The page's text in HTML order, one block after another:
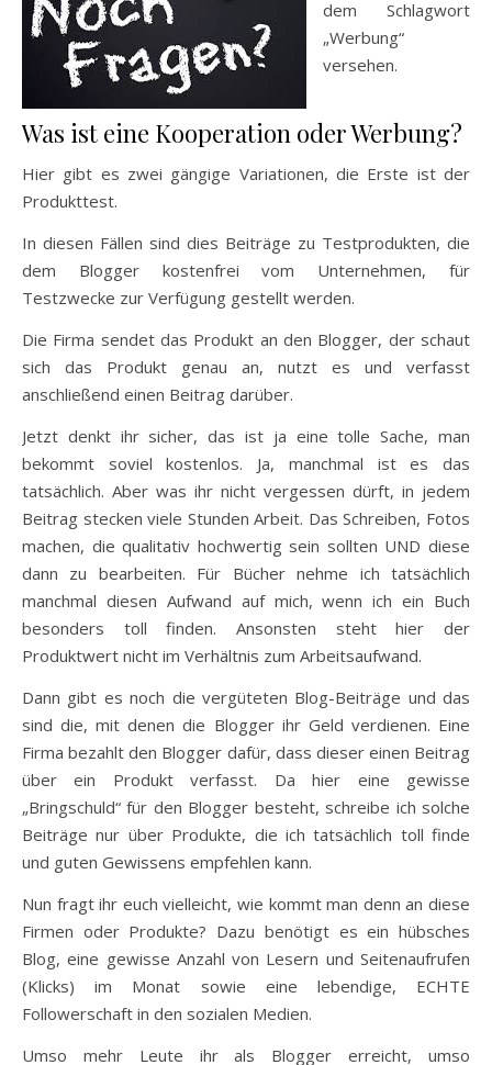
dem Schlagwort
„Werbung“
versehen.
Was ist eine Kooperation oder Werbung?
Hier gibt es zwei gängige Variationen, die Erste ist der
Produkttest.
In diesen Fällen sind dies Beiträge zu Testprodukten, die
dem Blogger kostenfrei vom Unternehmen, für
Testzwecke zur Verfügung gestellt werden.
Die Firma sendet das Produkt an den Blogger, der schaut
sich das Produkt genau an, nutzt es und verfasst
anschließend einen Beitrag darüber.
Jetzt denkt ihr sicher, das ist ja eine tolle Sache, man
bekommt soviel kostenlos. Ja, manchmal ist es das
tatsächlich. Aber was ihr nicht vergessen dürft, in jedem
Beitrag stecken viele Stunden Arbeit. Das Schreiben, Fotos
machen, die qualitativ hochwertig sein sollten UND diese
dann zu bearbeiten. Für Bücher nehme ich tatsächlich
manchmal diesen Aufwand auf mich, wenn ich ein Buch
besonders toll finden. Ansonsten steht hier der
Produktwert nicht im Verhältnis zum Arbeitsaufwand.
Dann gibt es noch die vergüteten Blog-Beiträge und das
sind die, mit denen die Blogger ihr Geld verdienen. Eine
Firma bezahlt den Blogger dafür, dass dieser einen Beitrag
über ein Produkt verfasst. Da hier eine gewisse
„Bringschuld“ für den Blogger besteht, schreibe ich solche
Beiträge nur über Produkte, die ich tatsächlich toll finde
und guten Gewissens empfehlen kann.
Nun fragt ihr euch vielleicht, wie kommt man denn an diese
Firmen oder Produkte? Dazu benötigt es ein hübsches
Blog, eine gewisse Anzahl von Lesern und Seitenaufrufen
(Klicks) im Monat sowie eine lebendige, ECHTE
Followerschaft in den sozialen Medien.
Umso mehr Leute ihr als Blogger erreicht, umso